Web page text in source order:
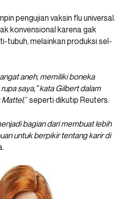
pengujian vaksin flu universal.
konvensional karena gak
tubuh, melainkan produksi sel-
aneh, memiliki boneka
saya,” kata Gilbert dalam
Mattel,” seperti dikutip Reuters.
bagian dari membuat lebih
untuk berpikir tentang karir di